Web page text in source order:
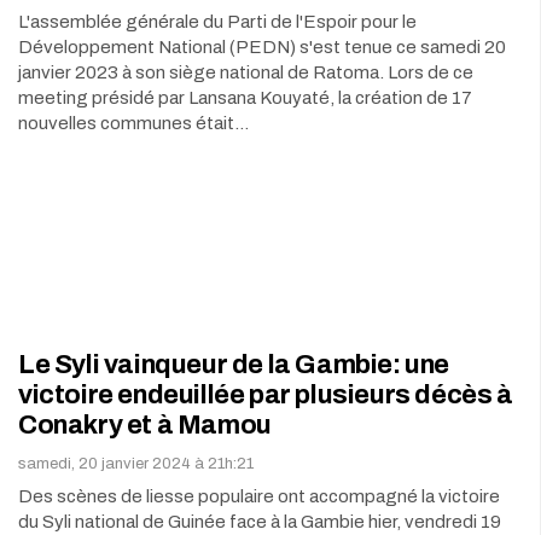
L'assemblée générale du Parti de l'Espoir pour le
Développement National (PEDN) s'est tenue ce samedi 20
janvier 2023 à son siège national de Ratoma. Lors de ce
meeting présidé par Lansana Kouyaté, la création de 17
nouvelles communes était…
Le Syli vainqueur de la Gambie: une
victoire endeuillée par plusieurs décès à
Conakry et à Mamou
samedi, 20 janvier 2024 à 21h:21
Des scènes de liesse populaire ont accompagné la victoire
du Syli national de Guinée face à la Gambie hier, vendredi 19